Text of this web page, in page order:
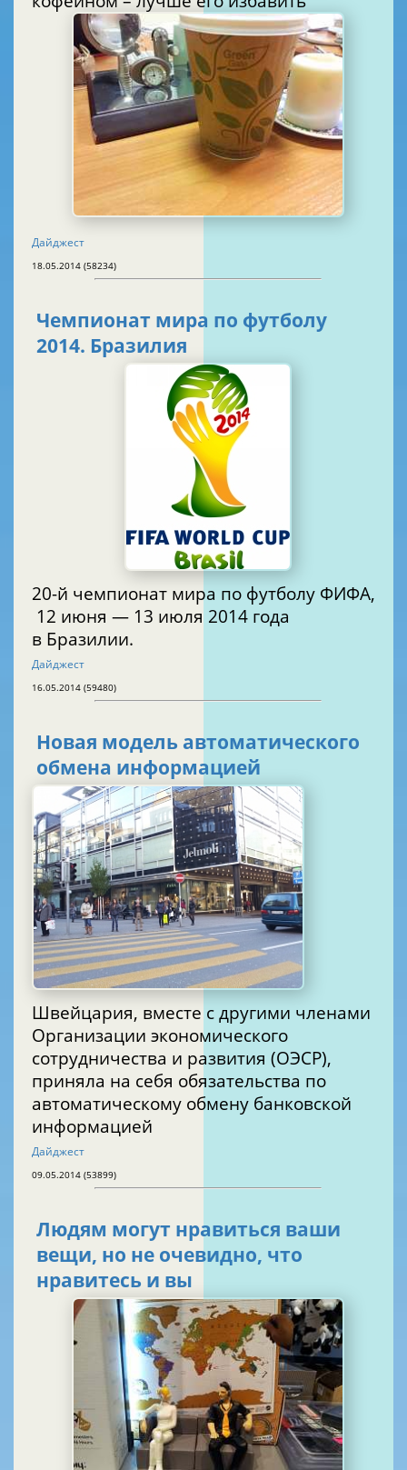
Дайджест
18.05.2014 (58234)
Чемпионат мира по футболу
2014. Бразилия
20-й чемпионат мира по футболу ФИФА,
12 июня — 13 июля 2014 года
в Бразилии.
Дайджест
16.05.2014 (59480)
Новая модель автоматического
обмена информацией
Швейцария, вместе с другими членами
Организации экономического
сотрудничества и развития (ОЭСР),
приняла на себя обязательства по
автоматическому обмену банковской
информацией
Дайджест
09.05.2014 (53899)
Людям могут нравиться ваши
вещи, но не очевидно, что
нравитесь и вы